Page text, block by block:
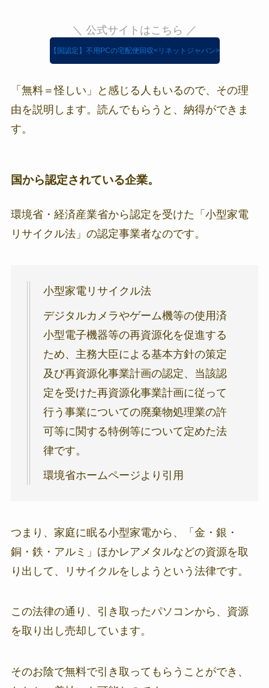
＼ 公式サイトはこちら ／
【国認定】不用PCの宅配便回収<リネットジャパン>
「無料＝怪しい」と感じる人もいるので、その理
由を説明します。読んでもらうと、納得ができま
す。
国から認定されている企業。
環境省・経済産業省から認定を受けた「小型家電
リサイクル法」の認定事業者なのです。
小型家電リサイクル法
デジタルカメラやゲーム機等の使用済
小型電子機器等の再資源化を促進する
ため、主務大臣による基本方針の策定
及び再資源化事業計画の認定、当該認
定を受けた再資源化事業計画に従って
行う事業についての廃棄物処理業の許
可等に関する特例等について定めた法
律です。
環境省ホームページより引用
つまり、家庭に眠る小型家電から、「金・銀・
銅・鉄・アルミ」ほかレアメタルなどの資源を取
り出して、リサイクルをしようという法律です。
この法律の通り、引き取ったパソコンから、資源
を取り出し売却しています。
そのお陰で無料で引き取ってもらうことができ、